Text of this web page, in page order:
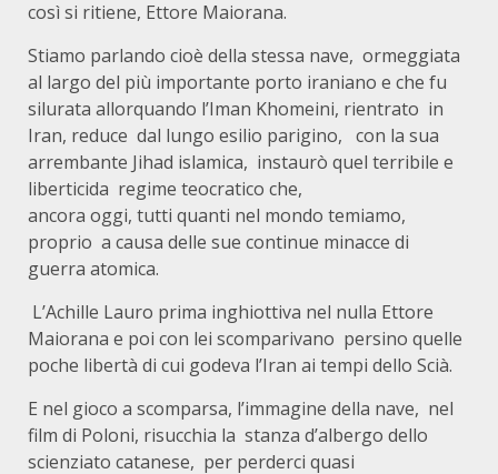
così si ritiene, Ettore Maiorana.
Stiamo parlando cioè della stessa nave, ormeggiata
al largo del più importante porto iraniano e che fu
silurata allorquando l’Iman Khomeini, rientrato in
Iran, reduce dal lungo esilio parigino, con la sua
arrembante Jihad islamica, instaurò quel terribile e
liberticida regime teocratico che,
ancora oggi, tutti quanti nel mondo temiamo,
proprio a causa delle sue continue minacce di
guerra atomica.
L’Achille Lauro prima inghiottiva nel nulla Ettore
Maiorana e poi con lei scomparivano persino quelle
poche libertà di cui godeva l’Iran ai tempi dello Scià.
E nel gioco a scomparsa, l’immagine della nave, nel
film di Poloni, risucchia la stanza d’albergo dello
scienziato catanese, per perderci quasi